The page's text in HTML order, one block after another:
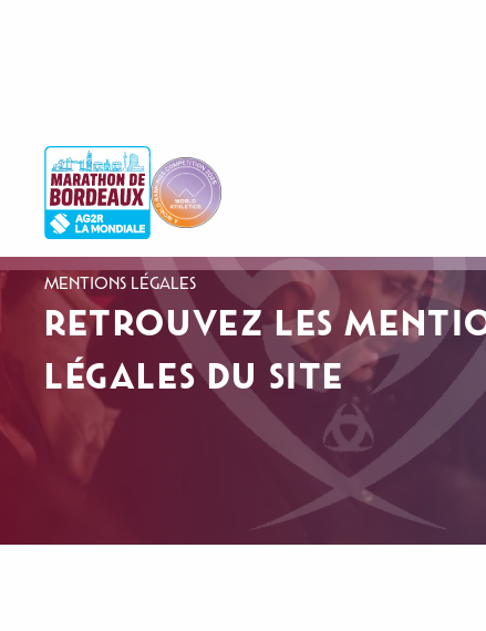
MENTIONS LÉGALES
RETROUVEZ LES
LÉGALES DU SITE